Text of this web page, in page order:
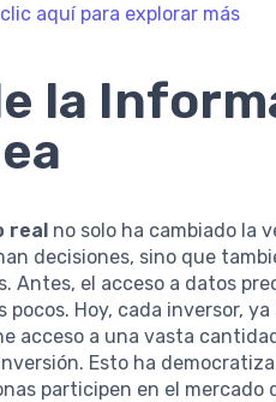
aquí para explorar más
la
real no solo ha cambiado la
decisiones, sino que
Antes, el acceso a datos
Hoy, cada inversor,
acceso a una vasta
Esto ha
participen en el mercado